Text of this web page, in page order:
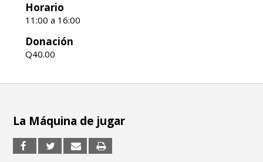
Horario
11:00 a 16:00
Donación
Q40.00
La Máquina de jugar